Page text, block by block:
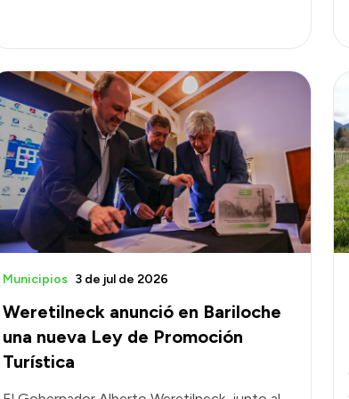
Weretilneck anunció en Bariloche
una nueva Ley de Promoción
Turística
Municipios 3 de jul de 2026